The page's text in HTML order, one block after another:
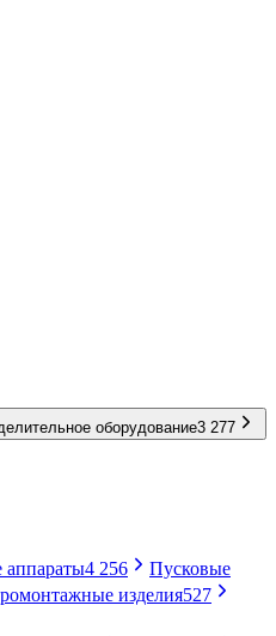
оборудование3 277
4 256
Пусковые
изделия527